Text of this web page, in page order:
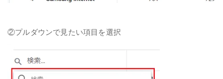
②プルダウンで見たい項目を選択